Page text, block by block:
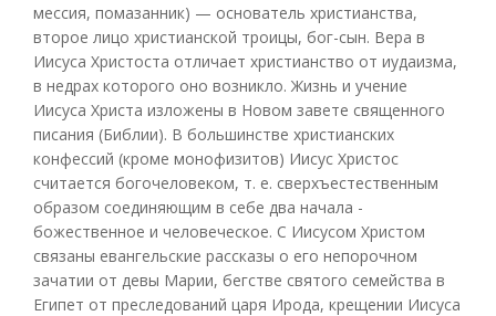
мессия, помазанник) — основатель христианства,
второе лицо христианской троицы, бог-сын. Вера в
Иисуса Христоста отличает христианство от иудаизма,
в недрах которого оно возникло. Жизнь и учение
Иисуса Христа изложены в Новом завете священного
писания (Библии). В большинстве христианских
конфессий (кроме монофизитов) Иисус Христос
считается богочеловеком, т. е. сверхъестественным
образом соединяющим в себе два начала -
божественное и человеческое. С Иисусом Христом
связаны евангельские рассказы о его непорочном
зачатии от девы Марии, бегстве святого семейства в
Египет от преследований царя Ирода, крещении Иисуса